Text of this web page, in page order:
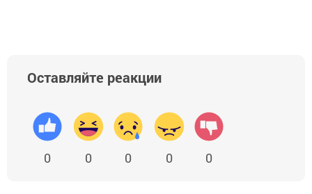
Оставляйте реакции
0 0 0 0 0